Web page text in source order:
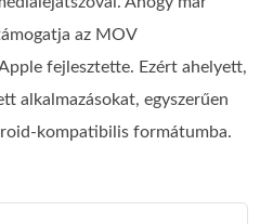
az MOV
fejlesztette. Ezért ahelyett,
alkalmazásokat, egyszerűen
formátumba.